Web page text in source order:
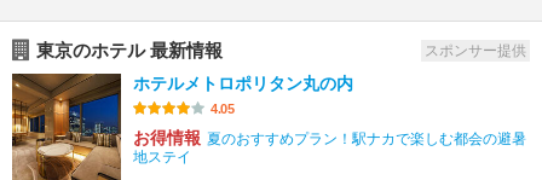
東京のホテル 最新情報 スポンサー提供
ホテルメトロポリタン丸の内
4.05
お得情報 夏のおすすめプラン！駅ナカで楽しむ都会の避暑
地ステイ